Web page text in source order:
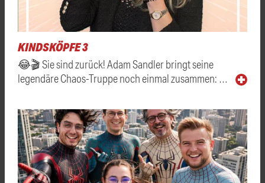
KINDSKÖPFE 3
😂🎬 Sie sind zurück! Adam Sandler bringt seine
legendäre Chaos-Truppe noch einmal zusammen: …